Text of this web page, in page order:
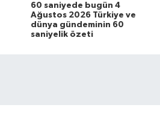
60 saniyede bugün 4
Ağustos 2026 Türkiye ve
dünya gündeminin 60
saniyelik özeti